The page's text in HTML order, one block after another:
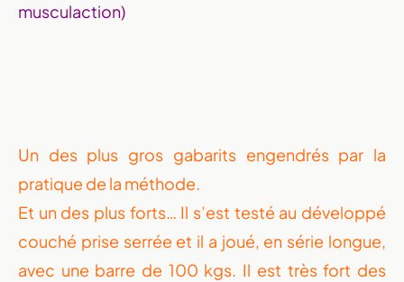
musculaction)
Un des plus gros gabarits engendrés par la
pratique de la méthode.
Et un des plus forts… Il s’est testé au développé
couché prise serrée et il a joué, en série longue,
avec une barre de 100 kgs. Il est très fort des